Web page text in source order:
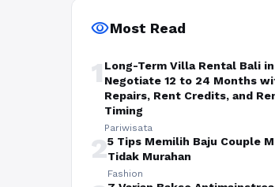
visibilityMost Read
1 Long-Term Villa Rental Bali in
Negotiate 12 to 24 Months
Repairs, Rent Credits, and
Timing
Pariwisata
25 Tips Memilih Baju Couple
Tidak Murahan
Fashion